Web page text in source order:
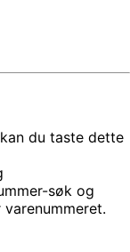
du taste dette
søk og